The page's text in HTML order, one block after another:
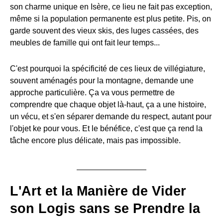
son charme unique en Isère, ce lieu ne fait pas exception,
même si la population permanente est plus petite. Pis, on
garde souvent des vieux skis, des luges cassées, des
meubles de famille qui ont fait leur temps...
C'est pourquoi la spécificité de ces lieux de villégiature,
souvent aménagés pour la montagne, demande une
approche particulière. Ça va vous permettre de
comprendre que chaque objet là-haut, ça a une histoire,
un vécu, et s'en séparer demande du respect, autant pour
l'objet ke pour vous. Et le bénéfice, c'est que ça rend la
tâche encore plus délicate, mais pas impossible.
L'Art et la Manière de Vider
son Logis sans se Prendre la